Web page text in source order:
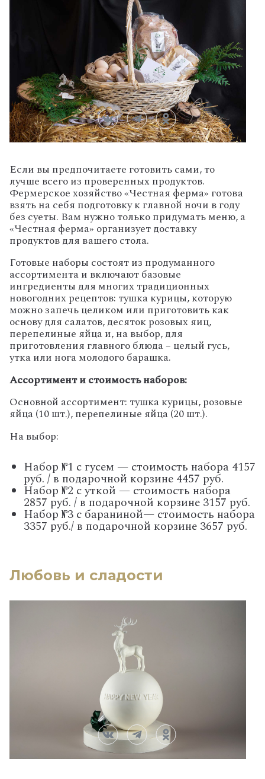
Если вы предпочитаете готовить сами, то
лучше всего из проверенных продуктов.
Фермерское хозяйство «Честная ферма» готова
взять на себя подготовку к главной ночи в году
без суеты. Вам нужно только придумать меню, а
«Честная ферма» организует доставку
продуктов для вашего стола.
Готовые наборы состоят из продуманного
ассортимента и включают базовые
ингредиенты для многих традиционных
новогодних рецептов: тушка курицы, которую
можно запечь целиком или приготовить как
основу для салатов, десяток розовых яиц,
перепелиные яйца и, на выбор, для
приготовления главного блюда – целый гусь,
утка или нога молодого барашка.
Ассортимент и стоимость наборов:
Основной ассортимент: тушка курицы, розовые
яйца (10 шт.), перепелиные яйца (20 шт.).
На выбор:
Набор №1 с гусем — стоимость набора 4157
руб. / в подарочной корзине 4457 руб.
Набор №2 с уткой — стоимость набора
2857 руб. / в подарочной корзине 3157 руб.
Набор №3 с бараниной— стоимость набора
3357 руб./ в подарочной корзине 3657 руб.
Любовь и сладости